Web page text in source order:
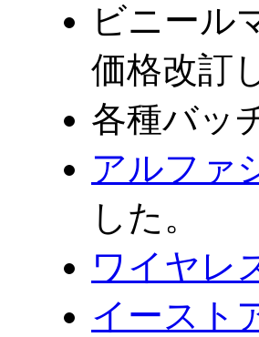
ビニー
価格改訂
各種バッ
アルファ
した。
ワイヤレ
イースト